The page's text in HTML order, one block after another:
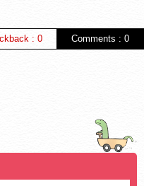
Comments : 0
: 0